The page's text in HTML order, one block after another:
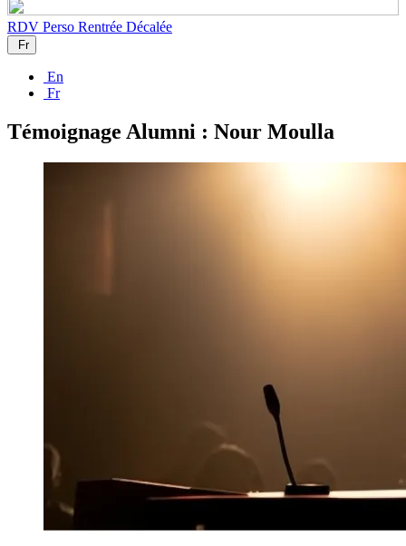
RDV Perso Rentrée Décalée
Fr
En
Fr
Témoignage Alumni : Nour Moulla